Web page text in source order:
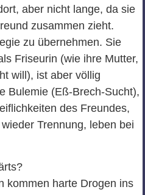
aber nicht lange, da sie
zusammen zieht.
zu übernehmen. Sie
Friseurin (wie ihre Mutter,
will), ist aber völlig
Bulemie (Eß-Brech-Sucht),
des Freundes,
Trennung, leben bei
kommen harte Drogen ins